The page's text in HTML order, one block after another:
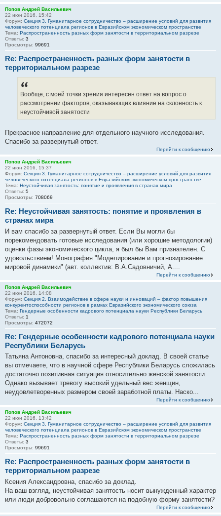
Попов Андрей Васильевич
22 июн 2016, 15:42
Форум: Секция 3. Гуманитарное сотрудничество – расширение условий для развития
человеческого потенциала регионов в Евразийском экономическом пространстве
Тема: Распространенность разных форм занятости в территориальном разрезе
Ответы: 3
Просмотры: 99691
Re: Распространенность разных форм занятости в
территориальном разрезе
Вообще, с моей точки зрения интересен ответ на вопрос о
рассмотрении факторов, оказывающих влияние на склонность к
неустойчивой занятости
Прекрасное направление для отдельного научного исследования.
Спасибо за развернутый ответ.
Перейти к сообщению
Попов Андрей Васильевич
22 июн 2016, 15:37
Форум: Секция 3. Гуманитарное сотрудничество – расширение условий для развития
человеческого потенциала регионов в Евразийском экономическом пространстве
Тема: Неустойчивая занятость: понятие и проявления в странах мира
Ответы: 5
Просмотры: 708069
Re: Неустойчивая занятость: понятие и проявления в
странах мира
И вам спасибо за развернутый ответ. Если Вы могли бы
порекомендовать готовые исследования (или хорошие методологии)
оценки фазы экономического цикла, я был бы Вам признателен. С
удовольствием! Монография "Моделирование и прогнозирование
мировой динамики" (авт. коллектив: В.А.Садовничий, А....
Перейти к сообщению
Попов Андрей Васильевич
22 июн 2016, 14:08
Форум: Секция 2. Взаимодействие в сфере науки и инноваций – фактор повышения
конкурентоспособности регионов в рамках Евразийского экономического союза
Тема: Гендерные особенности кадрового потенциала науки Республики Беларусь
Ответы: 1
Просмотры: 472072
Re: Гендерные особенности кадрового потенциала науки
Республики Беларусь
Татьяна Антоновна, спасибо за интересный доклад. В своей статье
вы отмечаете, что в научной сфере Республики Беларусь сложилась
достаточно позитивная ситуация относительно женской занятости.
Однако вызывает тревогу высокий удельный вес женщин,
неудовлетворенных размером своей заработной платы. Наско...
Перейти к сообщению
Попов Андрей Васильевич
22 июн 2016, 13:42
Форум: Секция 3. Гуманитарное сотрудничество – расширение условий для развития
человеческого потенциала регионов в Евразийском экономическом пространстве
Тема: Распространенность разных форм занятости в территориальном разрезе
Ответы: 3
Просмотры: 99691
Re: Распространенность разных форм занятости в
территориальном разрезе
Ксения Александровна, спасибо за доклад.
На ваш взгляд, неустойчивая занятость носит вынужденный характер
или люди добровольно соглашаются на подобную форму занятости?
Перейти к сообщению